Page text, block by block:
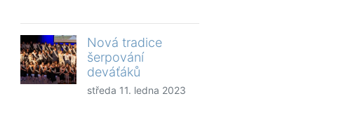
Nová tradice
šerpování
deváťáků
středa 11. ledna 2023